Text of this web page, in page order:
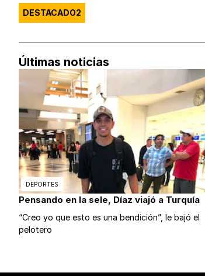
DESTACADO2
Últimas noticias
DEPORTES
Pensando en la sele, Díaz viajó a Turquía
“Creo yo que esto es una bendición”, le bajó el
pelotero